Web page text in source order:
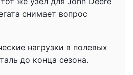
снимает вопрос
нагрузки в полевых
до конца сезона.